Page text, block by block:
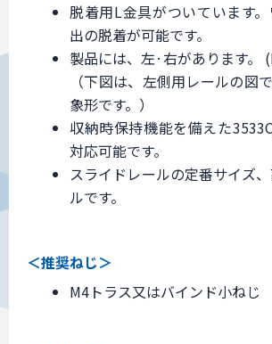
脱着用L金具がついています
出の脱着が可能です。
製品には、左·右があります。
（下図は、左側用レールの図
象形です。）
収納時保持機能を備えた
対応可能です。
スライドレールの定番サイズ
ルです。
＜推奨ねじ＞
M4トラス又はバインド小ねじ